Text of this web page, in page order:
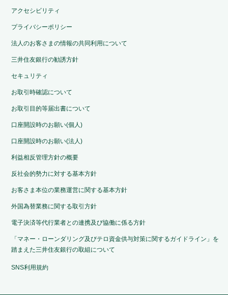
アクセシビリティ
プライバシーポリシー
法人のお客さまの情報の共同利用について
三井住友銀行の勧誘方針
セキュリティ
お取引時確認について
お取引目的等届出書について
口座開設時のお願い(個人)
口座開設時のお願い(法人)
利益相反管理方針の概要
反社会的勢力に対する基本方針
お客さま本位の業務運営に関する基本方針
外国為替業務に関する取引方針
電子決済等代行業者との連携及び協働に係る方針
「マネー・ローンダリング及びテロ資金供与対策に関するガイドライン」を
踏まえた三井住友銀行の取組について
SNS利用規約